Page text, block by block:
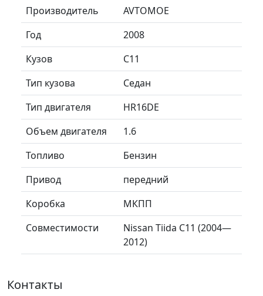
Производитель
AVTOMOE
Год
2008
Кузов
C11
Тип кузова
Седан
Тип двигателя
HR16DE
Объем двигателя
1.6
Топливо
Бензин
Привод
передний
Коробка
МКПП
Совместимости
Nissan Tiida C11 (2004—
2012)
Контакты